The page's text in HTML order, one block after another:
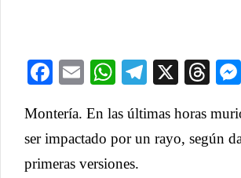
Facebook
EmailWhatsApp
X
Montería. En las últimas horas
ser impactado por un rayo, según
primeras versiones.